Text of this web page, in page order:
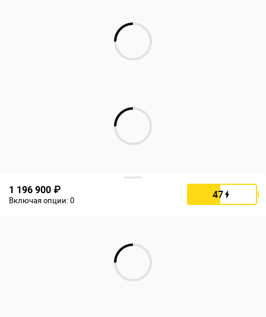
1 196 900 ₽
Включая опции:0 47